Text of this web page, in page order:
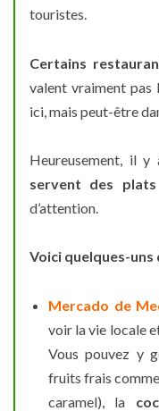
touristes.
Certains
valent vraiment pas
ici, mais peut-être
Heureusement, il y
servent des plats
d’attention.
Voici quelques-uns
Mercado de
voir la vie locale
Vous pouvez y
fruits frais
caramel), la